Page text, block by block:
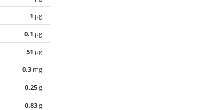
1 µg
0.1 µg
51 µg
0.3 mg
0.25g
0.83g